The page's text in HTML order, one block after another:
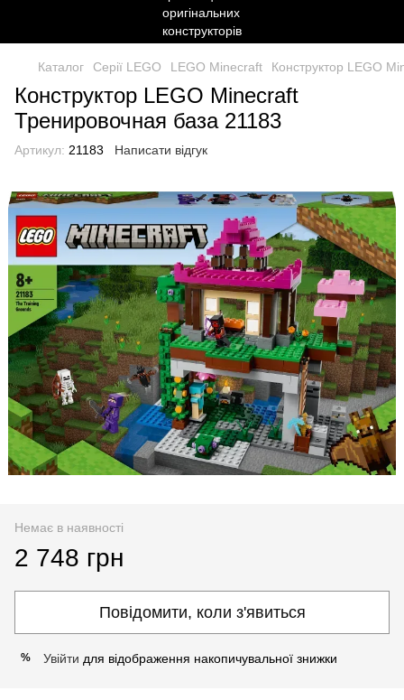
Каталог Серії LEGO LEGO Minecraft Конструктор LEGO
Конструктор LEGO Minecraft
Тренировочная база 21183
Артикул: 21183 Написати відгук
Немає в наявності
2 748 грн
Повідомити, коли з'явиться
% Увійти для відображення накопичувальної знижки